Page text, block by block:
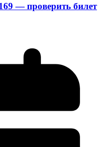
— проверить билет